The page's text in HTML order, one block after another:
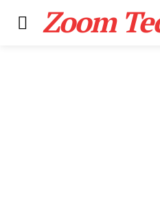
Zoom